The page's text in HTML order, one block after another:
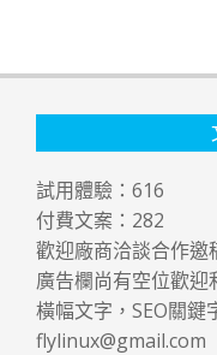
試用體驗： 616
付費文案： 282
歡迎廠商洽談合作邀
廣告欄尚有空位歡迎
橫幅文字，SEO關鍵
flylinux@gmail.com